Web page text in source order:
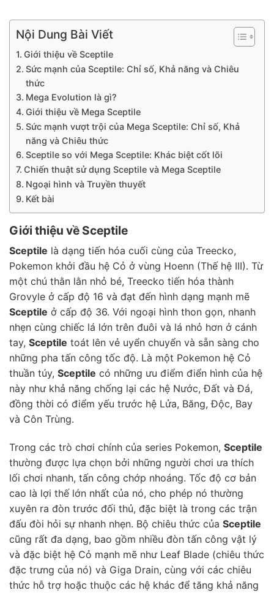
Nội Dung Bài Viết
Giới thiệu về Sceptile
Sức mạnh của Sceptile: Chỉ số, Khả năng và Chiêu
thức
Mega Evolution là gì?
Giới thiệu về Mega Sceptile
Sức mạnh vượt trội của Mega Sceptile: Chỉ số, Khả
năng và Chiêu thức
Sceptile so với Mega Sceptile: Khác biệt cốt lõi
Chiến thuật sử dụng Sceptile và Mega Sceptile
Ngoại hình và Truyền thuyết
Kết bài
Giới thiệu về Sceptile
Sceptile là dạng tiến hóa cuối cùng của Treecko,
Pokemon khởi đầu hệ Cỏ ở vùng Hoenn (Thế hệ III). Từ
một chú thằn lằn nhỏ bé, Treecko tiến hóa thành
Grovyle ở cấp độ 16 và đạt đến hình dạng mạnh mẽ
Sceptile ở cấp độ 36. Với ngoại hình thon gọn, nhanh
nhẹn cùng chiếc lá lớn trên đuôi và lá nhỏ hơn ở cánh
tay, Sceptile toát lên vẻ uyển chuyển và sẵn sàng cho
những pha tấn công tốc độ. Là một Pokemon hệ Cỏ
thuần túy, Sceptile có những ưu điểm điển hình của hệ
này như khả năng chống lại các hệ Nước, Đất và Đá,
đồng thời có điểm yếu trước hệ Lửa, Băng, Độc, Bay
và Côn Trùng.
Trong các trò chơi chính của series Pokemon, Sceptile
thường được lựa chọn bởi những người chơi ưa thích
lối chơi nhanh, tấn công chớp nhoáng. Tốc độ cơ bản
cao là lợi thế lớn nhất của nó, cho phép nó thường
xuyên ra đòn trước đối thủ, đặc biệt là trong các trận
đấu đòi hỏi sự nhanh nhẹn. Bộ chiêu thức của Sceptile
cũng rất đa dạng, bao gồm nhiều đòn tấn công vật lý
và đặc biệt hệ Cỏ mạnh mẽ như Leaf Blade (chiêu thức
đặc trưng của nó) và Giga Drain, cùng với các chiêu
thức hỗ trợ hoặc thuộc các hệ khác để tăng khả năng